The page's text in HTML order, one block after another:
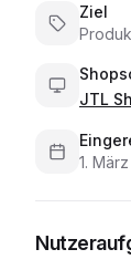
Ziel
JTL
1.